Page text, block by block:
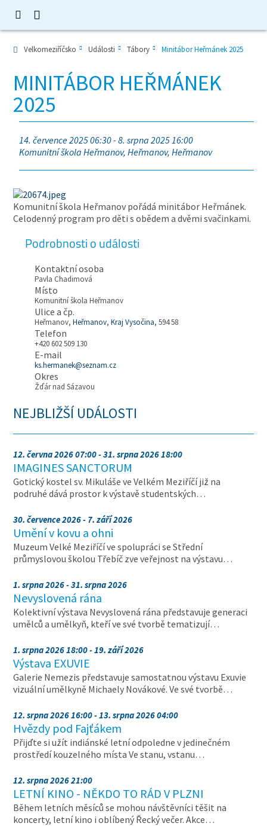
Velkomeziříčsko Události Tábory Minitábor Heřmánek 2025
MINITÁBOR HEŘMÁNEK
2025
14. července 2025 06:30 - 8. srpna 2025 16:00
Komunitní škola Heřmanov, Heřmanov, Heřmanov
Komunitní škola Heřmanov pořádá minitábor Heřmánek.
Celodenný program pro děti s obědem a dvěmi svačinkami.
Podrobnosti o události
Kontaktní osoba
Pavla Chadimová
Místo
Komunitní škola Heřmanov
Ulice a čp.
Heřmanov,Heřmanov,Kraj Vysočina, 594 58
Telefon
+420 602 509 130
E-mail
ks.hermanek@seznam.cz
Okres
Žďár nad Sázavou
NEJBLIŽŠÍ UDÁLOSTI
12. června 2026 07:00 - 31. srpna 2026 18:00
IMAGINES SANCTORUM
Gotický kostel sv. Mikuláše ve Velkém Meziříčí již na
podruhé dává prostor k výstavě studentských…
30. července 2026 - 7. září 2026
Umění v kovu a ohni
Muzeum Velké Meziříčí ve spolupráci se Střední
průmyslovou školou Třebíč zve veřejnost na výstavu…
1. srpna 2026 - 31. srpna 2026
Nevyslovená rána
Kolektivní výstava Nevyslovená rána představuje generaci
umělců a umělkyň, kteří ve své tvorbě tematizují…
1. srpna 2026 18:00 - 19. září 2026
Výstava EXUVIE
Galerie Nemezis představuje samostatnou výstavu Exuvie
vizuální umělkyně Michaely Novákové. Ve své tvorbě…
12. srpna 2026 16:00 - 13. srpna 2026 04:00
Hvězdy pod Fajťákem
Přijďte si užít indiánské letní odpoledne v jedinečném
prostředí kouzelného místa Ve stanu, vstanu…
12. srpna 2026 21:00
LETNÍ KINO - NĚKDO TO RÁD V PLZNI
Během letních měsíců se mohou návštěvníci těšit na
koncerty, letní kino i oblíbený Řecký večer. Akce…